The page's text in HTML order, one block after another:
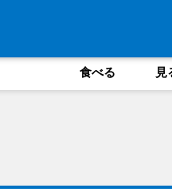
食べる 見